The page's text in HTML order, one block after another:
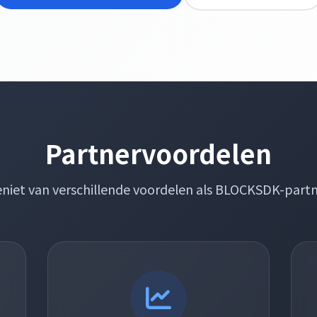
Partnervoordelen
van verschillende voordelen als BLOCKSDK-